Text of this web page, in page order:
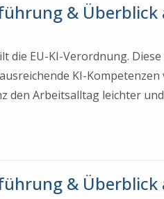
&
die EU-KI-Verordnung.
KI-
den Arbeitsalltag leichter
&